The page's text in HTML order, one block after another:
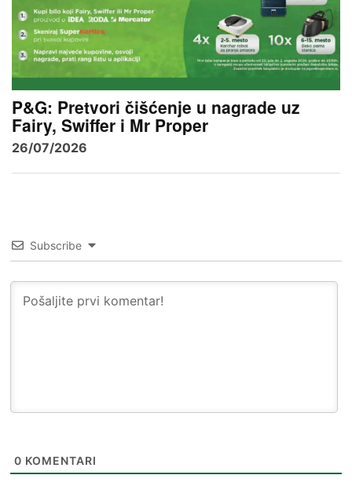
P&G: Pretvori čišćenje u nagrade uz
Fairy, Swiffer i Mr Proper
26/07/2026
Subscribe
0 KOMENTARI